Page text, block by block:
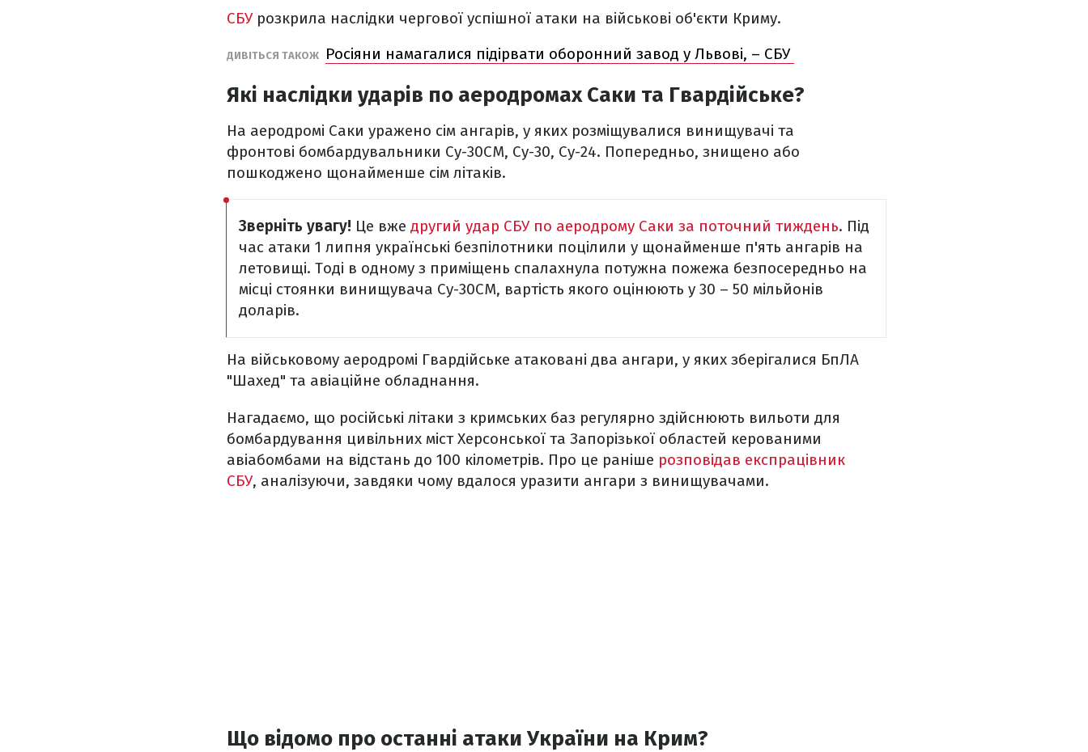
СБУ розкрила наслідки чергової успішної атаки на військові об'єкти Криму.
ДИВІТЬСЯ ТАКОЖ Росіяни намагалися підірвати оборонний завод у Львові, – СБУ
Які наслідки ударів по аеродромах Саки та Гвардійське?
На аеродромі Саки уражено сім ангарів, у яких розміщувалися винищувачі та
фронтові бомбардувальники Су-30СМ, Су-30, Су-24. Попередньо, знищено або
пошкоджено щонайменше сім літаків.
Зверніть увагу! Це вже другий удар СБУ по аеродрому Саки за поточний тиждень. Під
час атаки 1 липня українські безпілотники поцілили у щонайменше п'ять ангарів на
летовищі. Тоді в одному з приміщень спалахнула потужна пожежа безпосередньо на
місці стоянки винищувача Су-30СМ, вартість якого оцінюють у 30 – 50 мільйонів
доларів.
На військовому аеродромі Гвардійське атаковані два ангари, у яких зберігалися БпЛА
"Шахед" та авіаційне обладнання.
Нагадаємо, що російські літаки з кримських баз регулярно здійснюють вильоти для
бомбардування цивільних міст Херсонської та Запорізької областей керованими
авіабомбами на відстань до 100 кілометрів. Про це раніше розповідав експрацівник
СБУ, аналізуючи, завдяки чому вдалося уразити ангари з винищувачами.
Що відомо про останні атаки України на Крим?